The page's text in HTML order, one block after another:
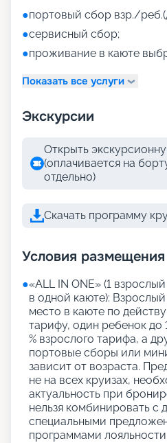
●портовый сбор взр./
●сервисный сбор;
●проживание в каюте
Показать все услуги
Экскурсии
Открыть
(оплачивается на
отдельно)
Скачать программу
Условия
●«АLL IN ONE» (1
в одной каюте):
место в каюте по
тарифу, один ребенок до
% взрослого тарифа, а
портовые сборы или
зависит от возраста.
не на всех круизах,
актуальность при
нельзя комбинировать с
специальными
программами лояльности